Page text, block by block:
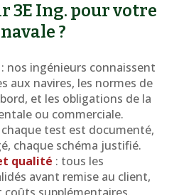
3E Ing. pour votre
?
: nos ingénieurs connaissent
aux navires, les normes de
et les obligations de la
ou commerciale.
chaque test est documenté,
chaque schéma justifié.
qualité : tous les
avant remise au client,